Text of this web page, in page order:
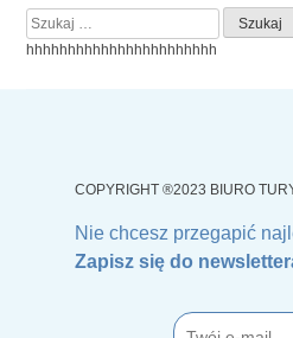
Szukaj:
hhhhhhhhhhhhhhhhhhhhhhh
Nie chcesz przegapić
Zapisz się do
COPYRIGHT ®2023 BIURO